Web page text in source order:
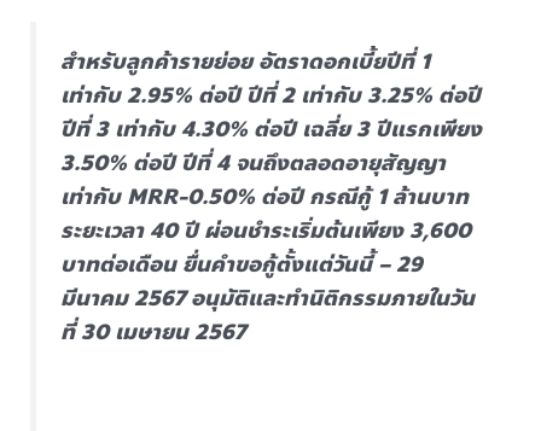
สำหรับลูกค้ารายย่อย อัตราดอกเบี้ยปีที่ 1
เท่ากับ 2.95% ต่อปี ปีที่ 2 เท่ากับ 3.25% ต่อปี
ปีที่ 3 เท่ากับ 4.30% ต่อปี เฉลี่ย 3 ปีแรกเพียง
3.50% ต่อปี ปีที่ 4 จนถึงตลอดอายุสัญญา
เท่ากับ MRR-0.50% ต่อปี กรณีกู้ 1 ล้านบาท
ระยะเวลา 40 ปี ผ่อนชำระเริ่มต้นเพียง 3,600
บาทต่อเดือน ยื่นคำขอกู้ตั้งแต่วันนี้ – 29
มีนาคม 2567 อนุมัติและทำนิติกรรมภายในวัน
ที่ 30 เมษายน 2567